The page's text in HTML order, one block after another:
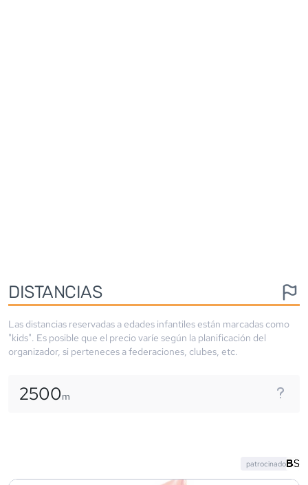
DISTANCIAS
Las distancias reservadas a edades infantiles están marcadas como
"kids". Es posible que el precio varíe según la planificación del
organizador, si perteneces a federaciones, clubes, etc.
2500m
patrocinado